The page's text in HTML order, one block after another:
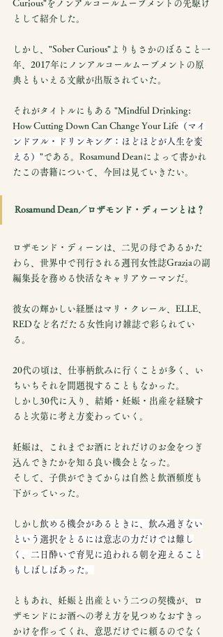
Curious"をノンアルコールムーブメントの先駆け
として紹介した。
しかし、"Sober Curious"よりもさかのぼること一
年、2017年にノンアルコールムーブメントの原
典ともいえる文献が出版されていた。
それがタイトルにもある "Mindful Drinking:
How Cutting Down Can Change Your Life （マイ
ンドフル・ドリンキング：ほどほどが人生を変
える） "である。Rosamund Deanによって書かれ
たこの書籍について、今回は見ていきたい。
Rosamund Dean／ロザモンド・ディーンとは？
ロザモンド・ディーンは、二児の母であるかた
わら、世界中で刊行される週刊女性誌Graziaの副
編集長を務める快活なキャリアウーマンだ。
彼女の輝かしい経歴はマリ・クレール、ELLE、
REDなど名だたる女性向け雑誌で彩られてい
る。
20代の頃は、仕事柄飲みに行くことが多く、い
ちいちそれを問題視することもなかった。
しかし30代に入り、結婚・妊娠・出産を経験す
ると次第に考え方変わっていく。
妊娠は、これまでお酒にどれだけのお金をつぎ
込んできたかを知る良い機会となった。
そして、子供ができてからは自然と飲酒頻度も
下がっていった。
しかし飲める機会があるときに、飲み過ぎない
という選択をとるには意志の力だけでは難し
く、二日酔いで育児に追われる朝を迎えること
もしばしばあった。
ともあれ、妊娠と出産という二つの契機が、ロ
ザモンドにお酒への考え方を見つめなおすきっ
かけを作ってくれ、意思だけでに頼るのでなく